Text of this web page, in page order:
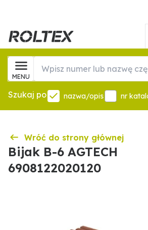
MENU
Szukaj po nazwa/opis nr
Wróć do strony głównej
Bijak B-6 AGTECH
6908122020120